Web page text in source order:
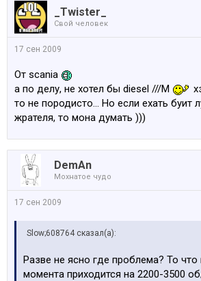
_Twister_
Свой человек
17 сен 2009
От scania
а по делу, не хотел бы diesel ///M
то не породисто... Но если ехать буит
жрателя, то мона думать )))
DemAn
Мохнатое чудо
17 сен 2009
Slow;608764 сказал(а):
Разве не ясно где проблема? То что
момента приходится на 2200-3500